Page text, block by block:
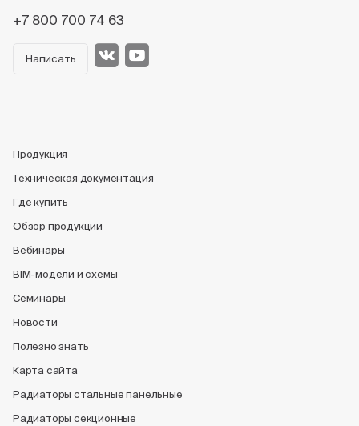
+7 800 700 74 63
Написать
Продукция
Техническая документация
Где купить
Обзор продукции
Вебинары
BIM-модели и схемы
Семинары
Новости
Полезно знать
Карта сайта
Радиаторы стальные панельные
Радиаторы секционные